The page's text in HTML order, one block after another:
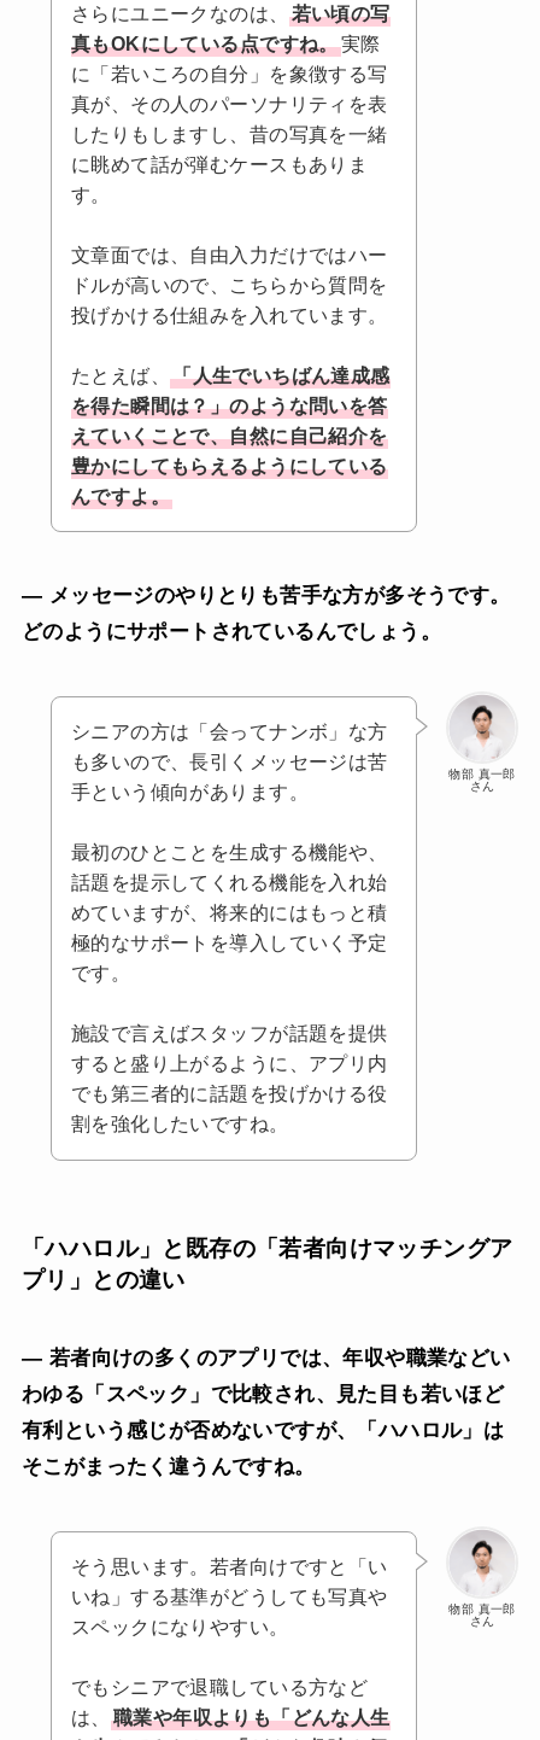
さらにユニークなのは、
若い頃の写
真もOKにしている点ですね。実際
に「若いころの自分」を象徴する写
真が、その人のパーソナリティを表
したりもしますし、昔の写真を一緒
に眺めて話が弾むケースもありま
す。
文章面では、自由入力だけではハー
ドルが高いので、こちらから質問を
投げかける仕組みを入れています。
たとえば、「人生でいちばん達成感
を得た瞬間は？」のような問いを答
えていくことで、自然に自己紹介を
豊かにしてもらえるようにしている
んですよ。
— メッセージのやりとりも苦手な方が多そうです。
どのようにサポートされているんでしょう。
物部 真一郎
さん
シニアの方は「会ってナンボ」な方
も多いので、長引くメッセージは苦
手という傾向があります。
最初のひとことを生成する機能や、
話題を提示してくれる機能を入れ始
めていますが、将来的にはもっと積
極的なサポートを導入していく予定
です。
施設で言えばスタッフが話題を提供
すると盛り上がるように、アプリ内
でも第三者的に話題を投げかける役
割を強化したいですね。
「ハハロル」と既存の「若者向けマッチングア
プリ」との違い
— 若者向けの多くのアプリでは、年収や職業などい
わゆる「スペック」で比較され、見た目も若いほど
有利という感じが否めないですが、「ハハロル」は
そこがまったく違うんですね。
物部 真一郎
さん
そう思います。若者向けですと「い
いね」する基準がどうしても写真や
スペックになりやすい。
でもシニアで退職している方など
は、
職業や年収よりも「どんな人生